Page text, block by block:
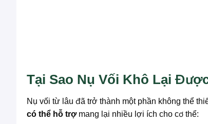
Tại Sao Nụ Vối Khô Lại
Nụ vối từ lâu đã trở thành một phần không thể
có thể hỗ trợmang lại nhiều lợi ích cho cơ thể: